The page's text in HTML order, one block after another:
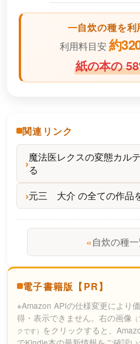
自炊の種を
利用料目安 約
紙の本の
関連リンク
魔法医レクスの変態カル
る
元三 大介 の全ての作品
«自炊の種
電子書籍版【PR】
※Amazon APIの仕様変更により
得・表示できません。右の画像
クです） をクリックすると、